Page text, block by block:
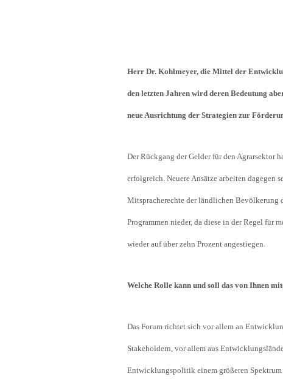
Ressourcen & Kreislaufwirtschaft
Herr Dr. Kohlmeyer, die Mittel der
den letzten Jahren wird deren Bedeutung
neue Ausrichtung der Strategien zur
Der Rückgang der Gelder für den Agrarsektor
erfolgreich. Neuere Ansätze arbeiten dagegen
Mitspracherechte der ländlichen Bevölkerung
Programmen nieder, da diese in der Regel für
wieder auf über zehn Prozent angestiegen.
Welche Rolle kann und soll das von Ihnen
Das Forum richtet sich vor allem an
Stakeholdern, vor allem aus
Entwicklungspolitik einem größeren